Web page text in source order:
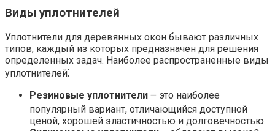
Виды уплотнителей
Уплотнители для деревянных окон бывают различных
типов, каждый из которых предназначен для решения
определенных задач. Наиболее распространенные виды
уплотнителей⁚
Резиновые уплотнители ౼ это наиболее
популярный вариант, отличающийся доступной
ценой, хорошей эластичностью и долговечностью.